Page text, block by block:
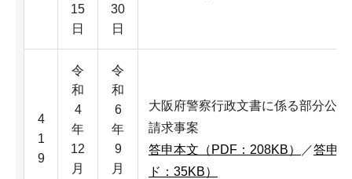
15
日
30
日
4
1
9
令
和
4
年
12
月
令
和
6
年
9
月
大阪府警察行政文書に係る部分公
請求事案
答申本文（PDF：208KB）
／答申
ド：35KB）